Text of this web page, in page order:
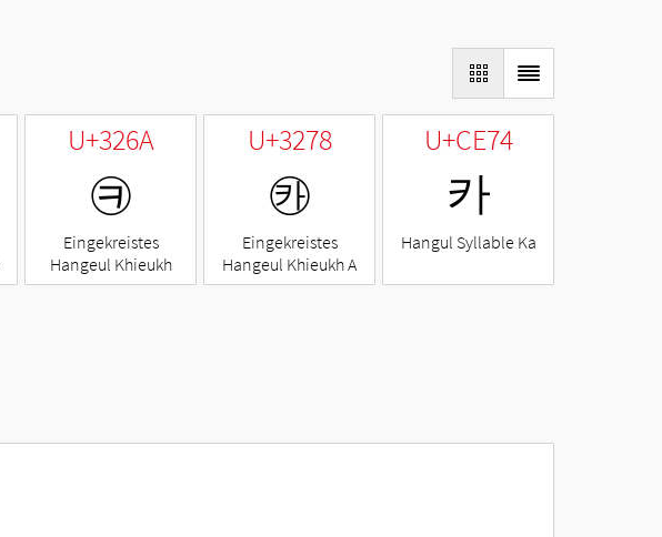
U+326A
㉪
Eingekreistes
Hangeul Khieukh
U+3278
㉸
Eingekreistes
Hangeul Khieukh A
U+CE74
카
Hangul Syllable Ka